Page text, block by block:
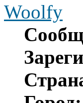
Woolfy